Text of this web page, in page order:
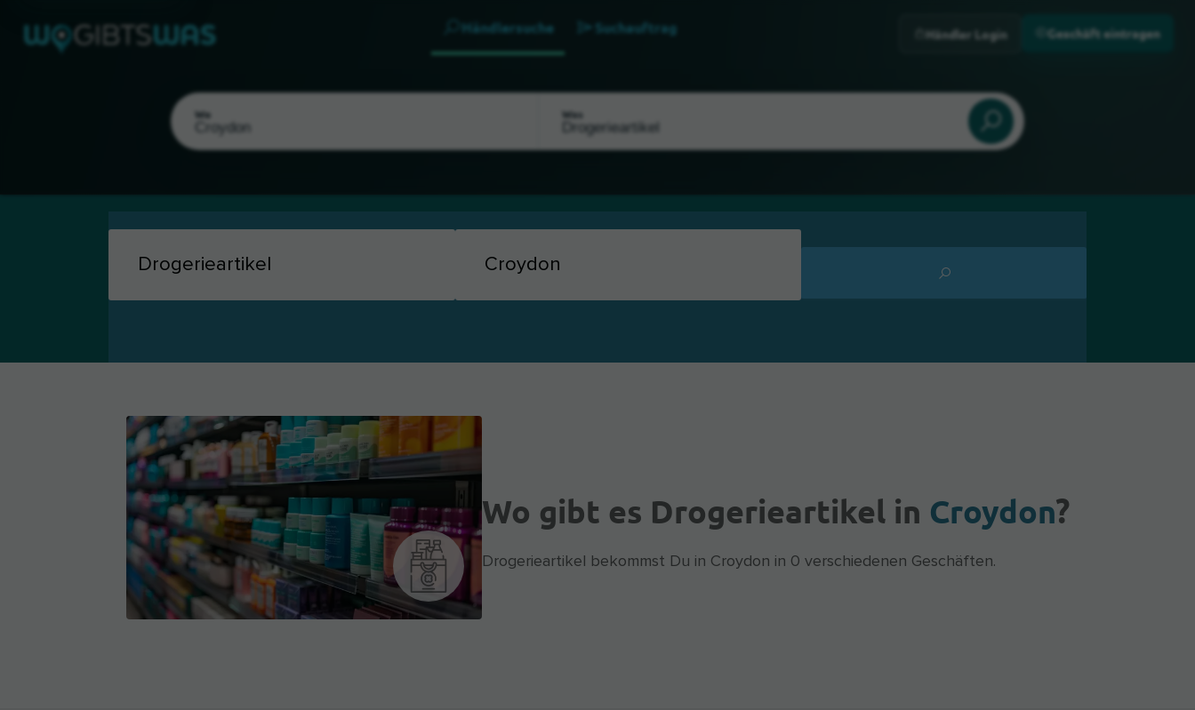
Händlersuche Suchauftrag
Wo Was
Händler Login Geschäft eintragen
Wo gibt es Drogerieartikel in Croydon?
Drogerieartikel bekommst Du in Croydon in 0 verschiedenen Geschäften.